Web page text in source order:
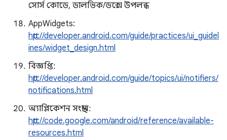
সোর্স কোডে, ডালভিক/ডক্সে উপলব্ধ
AppWidgets:
http://developer.android.com/guide/practices/ui_guidel
ines/widget_design.html
বিজ্ঞপ্তি:
http://developer.android.com/guide/topics/ui/notifiers/
notifications.html
অ্যাপ্লিকেশন সংস্থান:
http://code.google.com/android/reference/available-
resources.html